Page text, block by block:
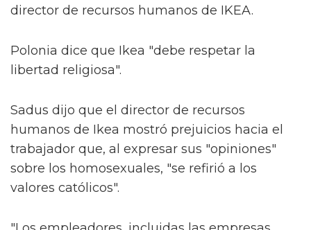
director de recursos humanos de IKEA.
Polonia dice que Ikea "debe respetar la
libertad religiosa".
Sadus dijo que el director de recursos
humanos de Ikea mostró prejuicios hacia el
trabajador que, al expresar sus "opiniones"
sobre los homosexuales, "se refirió a los
valores católicos".